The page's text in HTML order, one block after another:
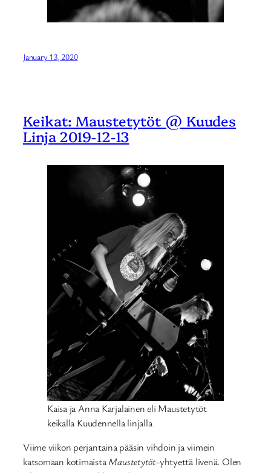
January 13, 2020
Keikat: Maustetytöt @ Kuudes
Linja 2019-12-13
Kaisa ja Anna Karjalainen eli Maustetytöt
keikalla Kuudennella linjalla
Viime viikon perjantaina pääsin vihdoin ja viimein
katsomaan kotimaistaMaustetytöt-yhtyettä livenä. Olen